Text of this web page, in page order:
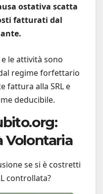
ostativa scatta
fatturati dal
e le attività sono
regime forfettario
fattura alla SRL e
deducibile.
Volontaria
se si è costretti
controllata?